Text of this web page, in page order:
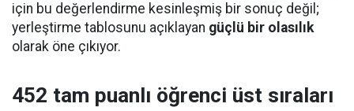
için bu değerlendirme kesinleşmiş bir sonuç değil;
yerleştirme tablosunu açıklayan güçlü bir olasılık
olarak öne çıkıyor.
452 tam puanlı öğrenci üst sıraları